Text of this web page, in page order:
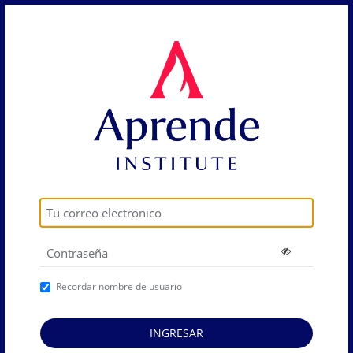
Recordar nombre de usuario